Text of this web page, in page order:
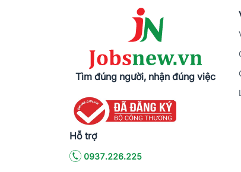
Tìm đúng người, nhận đúng việc
Hỗ trợ
0937.226.225